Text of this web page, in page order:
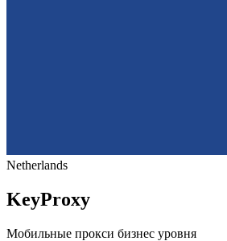
Netherlands
KeyProxy
Мобильные прокси бизнес уровня